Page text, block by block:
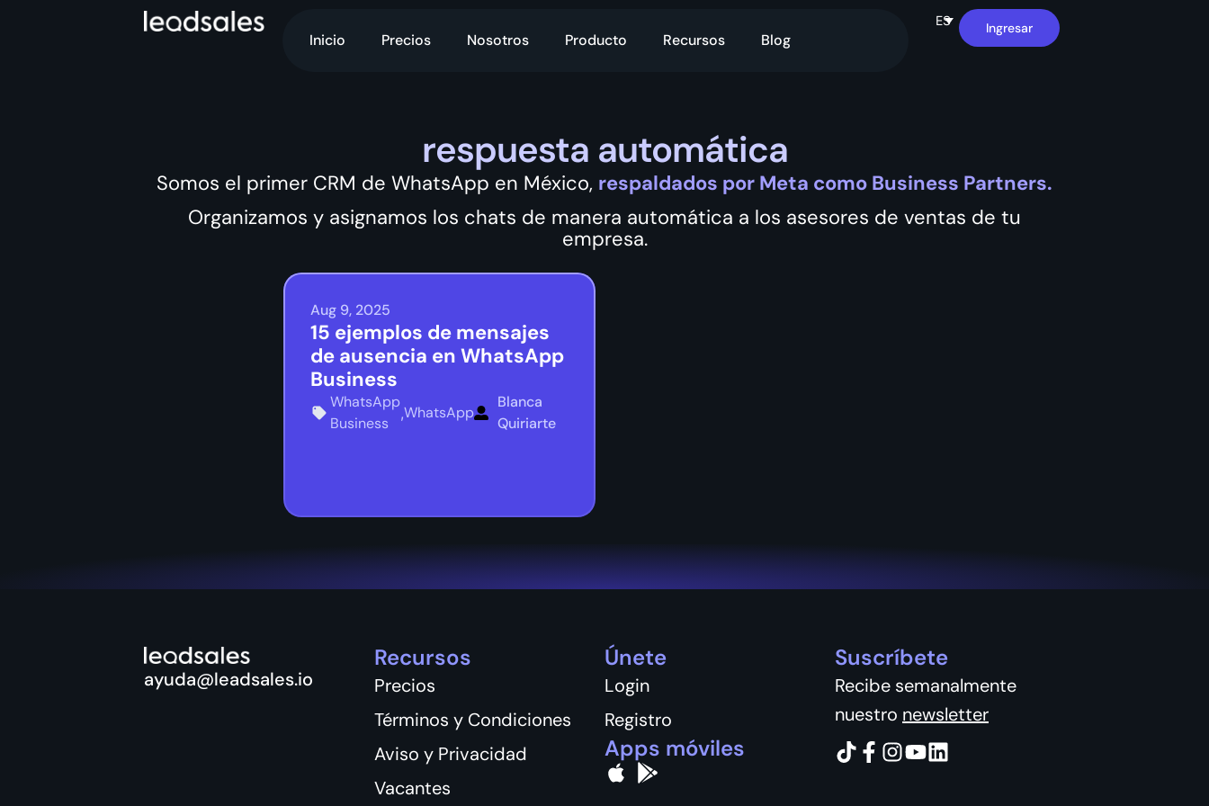
Inicio Precios Nosotros Producto Recursos Blog
ES Ingresar
respuesta automática
Somos el primer CRM de WhatsApp en México, respaldados por Meta como Business Partners.
Organizamos y asignamos los chats de manera automática a los asesores de ventas de tu
empresa.
Aug 9, 2025
15 ejemplos de mensajes
de ausencia en WhatsApp
Business
WhatsApp
Business
,WhatsApp
Blanca
Quiriarte
ayuda@leadsales.io
Recursos
Precios
Términos y Condiciones
Aviso y Privacidad
Vacantes
Únete
Login
Registro
Apps móviles
Suscríbete
Recibe semanalmente
nuestro newsletter